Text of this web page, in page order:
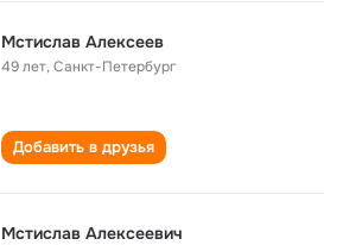
Мстислав Алексеев
49 лет,Санкт-Петербург
Добавить в друзья
Мстислав Алексеевич